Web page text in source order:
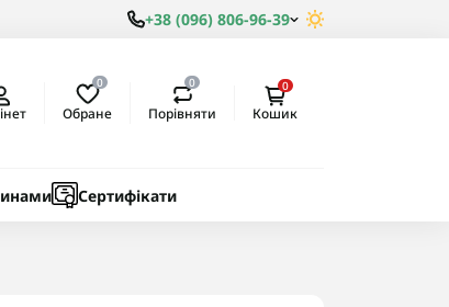
+38 (096) 806-96-39
0
Обране
0
Порівняти
0
Кошик
Сертифікати